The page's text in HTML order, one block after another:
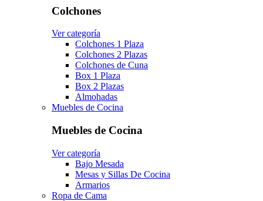
Colchones
Ver categoría
Colchones 1 Plaza
Colchones 2 Plazas
Colchones de Cuna
Box 1 Plaza
Box 2 Plazas
Almohadas
Muebles de Cocina
Muebles de Cocina
Ver categoría
Bajo Mesada
Mesas y Sillas De Cocina
Armarios
Ropa de Cama